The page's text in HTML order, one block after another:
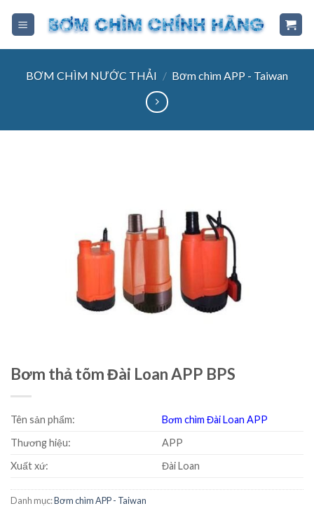
BƠM CHÌM NƯỚC THẢI / Bơm chìm APP - Taiwan
Bơm thả tõm Đài Loan APP BPS
Tên sản phẩm:
Bơm chìm Đài Loan APP
Thương hiệu:
APP
Xuất xứ:
Đài Loan
Danh mục:Bơm chìm APP - Taiwan